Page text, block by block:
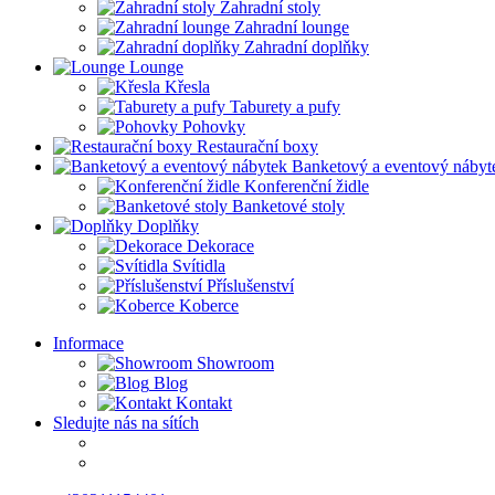
Zahradní stoly
Zahradní lounge
Zahradní doplňky
Lounge
Křesla
Taburety a pufy
Pohovky
Restaurační boxy
Banketový a eventový
Konferenční židle
Banketové stoly
Doplňky
Dekorace
Svítidla
Příslušenství
Koberce
Informace
Showroom
Blog
Kontakt
Sledujte nás na sítích